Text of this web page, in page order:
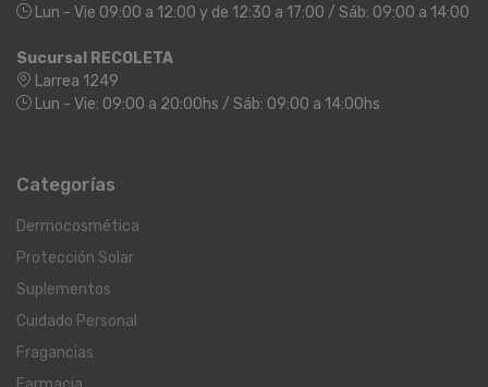
Lun - Vie 09:00 a 12:00 y de 12:30 a 17:00 / Sáb: 09:00 a 14:00
Sucursal RECOLETA
Larrea 1249
Lun - Vie: 09:00 a 20:00hs / Sáb: 09:00 a 14:00hs
Categorías
Dermocosmética
Protección Solar
Suplementos
Cuidado Personal
Fragancias